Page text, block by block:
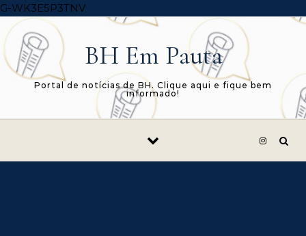
G-WK3E5P3TNVSkip to content
BH Em Pauta
Portal de notícias de BH. Clique aqui e fique bem
informado!